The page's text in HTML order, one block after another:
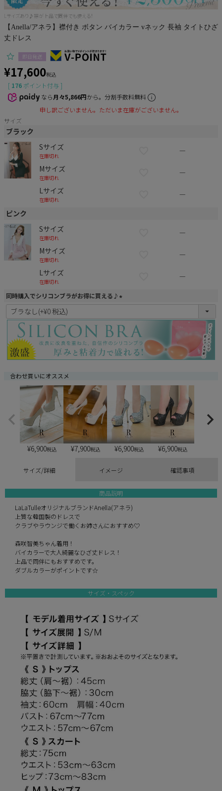
Lサイズあり♪襟が上品で同伴でも使える！
【Anella/アネラ】襟付き ボタン バイカラー vネック 長袖 タイトひざ
丈ドレス
即日発送
¥17,600税込
[ 176 ポイント付与 ]
なら月々5,866円から。分割手数料無料
申し訳ございません。ただいま在庫がございません。
サイズ
ブラック
Sサイズ
在庫切れ
—
Mサイズ
在庫切れ
—
Lサイズ
在庫切れ
—
ピンク
Sサイズ
在庫切れ
—
Mサイズ
在庫切れ
—
Lサイズ
在庫切れ
—
同時購入でシリコンブラがお得に買える♪
(
須
)
合わせ買いにオススメ
¥6,900税込 ¥7,900税込 ¥6,900税込 ¥6,900税込
サイズ/詳細 イメージ 確認事項
商品説明
LaLaTulleオリジナルブランドAnella(アネラ)
上質な韓国製のドレスで
クラブやラウンジで働くお姉さんにおすすめ♡
森咲智美ちゃん着用！
バイカラーで大人綺麗なひざ丈ドレス！
上品で同伴にもおすすめです。
ダブルカラーがポイントです☆
サイズ・スペック